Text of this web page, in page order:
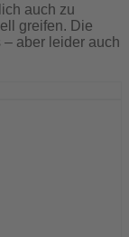
auch zu
greifen. Die
aber leider auch